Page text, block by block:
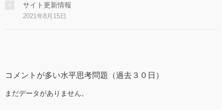
サイト更新情報
2021年8月15日
コメントが多い水平思考問題（過去３０日）
まだデータがありません。